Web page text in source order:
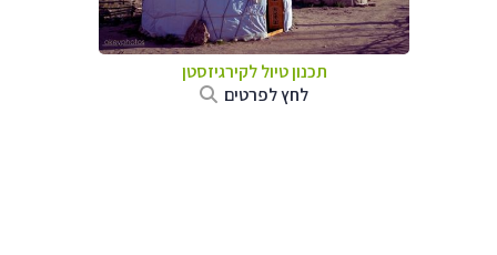
תכנון טיוללקירגיזסטן
לחץ לפרטים